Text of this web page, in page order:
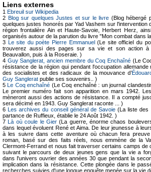
Liens externes
1
Ebreuil sur Wikipedia
2 Blog sur quelques Justes et sur le livre (Blog hébergé
quelques justes honorés par Yad Vashem sur l'intervention
région frontalière Ain et Haute-Savoie, Herbert Herz,
organisés autour de la parution du livre "Mon combat dans
3
Le site du poète Pierre Emmanuel (Le site officiel du
trouverez aussi des pages sur sa vie et son action à
Beauvallon, puis à la Roseraie. )
4 Guy Sanglerat, ancien membre du Coq Enchaîné (Le
résistance de la région qui pendant l'occupation allemande
des socialistes et des radicaux de la mouvance d’
Guy Sanglerat publie ses souvenirs.. )
5
Le Coq enchaîné (Le Coq enchaîné : un journal
Le premier numéro fait son apparition en mars 1942.
mèneront aussi des actions de résistance. Il a compté
sera décimé en 1943. Guy Sanglerat raconte ... )
6
Les archives du conseil général de Savoie (La liste des
partance de Ruffieux, établie le 24 Août 1942. )
7
Là où coule le Gier(La guerre, énorme chaos
dans lequel évoluent René et Aima. De leur jeunesse à
à les suivre dans cette aventure où chacun fera
roman, basé sur des faits réels, nous emmène de la
Clermont-Ferrand et nous fait traverser certains camps de
suivant le parcours de deux jeunes gens que la vie a
dans l'univers ouvrier des années 30 que pendant la
implication dans la résistance. Cette plongée dans le
recherches suivies d'une longue enquête menée sur la vie